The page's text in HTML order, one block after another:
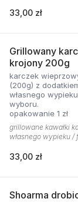
33,00 zł
Grillowany
krojony 200g
karczek wieprzowy w orientalnej
(200g) z
własnego
wyboru.
opakowanie 1 zł
grillowane kawałki
własnego wypieku
33,00 zł
Shoarma